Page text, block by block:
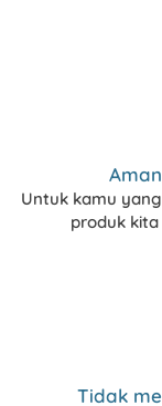
Untuk kamu
produk
Tidak